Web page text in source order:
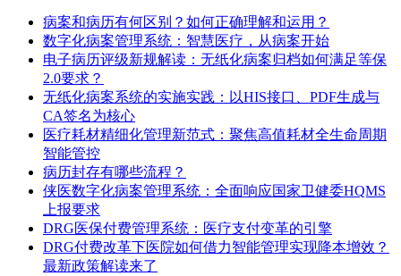
病案和病历有何区别？如何正确理解和运用？
数字化病案管理系统：智慧医疗，从病案开始
电子病历评级新规解读：无纸化病案归档如何满足等保
2.0要求？
无纸化病案系统的实施实践：以HIS接口、PDF生成与
CA签名为核心
医疗耗材精细化管理新范式：聚焦高值耗材全生命周期
智能管控
病历封存有哪些流程？
侠医数字化病案管理系统：全面响应国家卫健委HQMS
上报要求
DRG医保付费管理系统：医疗支付变革的引擎
DRG付费改革下医院如何借力智能管理实现降本增效？
最新政策解读来了